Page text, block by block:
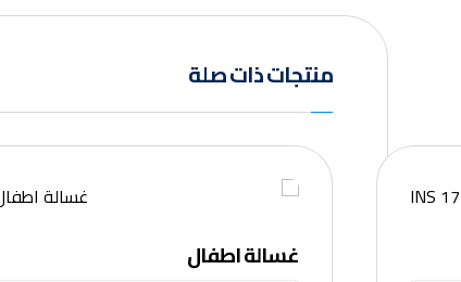
منتجات ذات صلة
غسالة اطفال